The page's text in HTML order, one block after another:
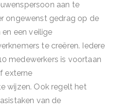
aan te
ongewenst gedrag op de
een veilige
te creëren. Iedere
medewerkers is voortaan
externe
wijzen. Ook regelt het
van de